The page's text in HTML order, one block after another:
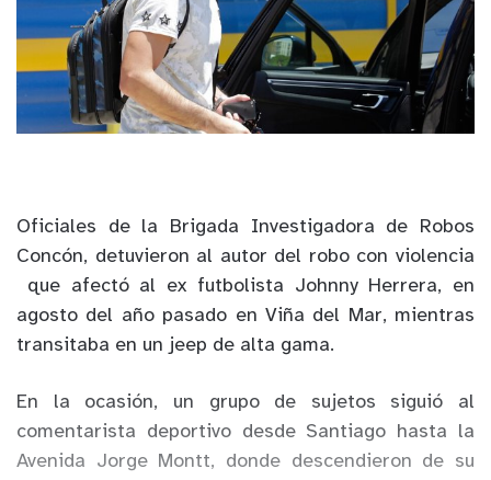
Oficiales de la Brigada Investigadora de Robos
Concón, detuvieron al autor del robo con violencia
que afectó al ex futbolista Johnny Herrera, en
agosto del año pasado en Viña del Mar, mientras
transitaba en un jeep de alta gama.
En la ocasión, un grupo de sujetos siguió al
comentarista deportivo desde Santiago hasta la
Avenida Jorge Montt, donde descendieron de su